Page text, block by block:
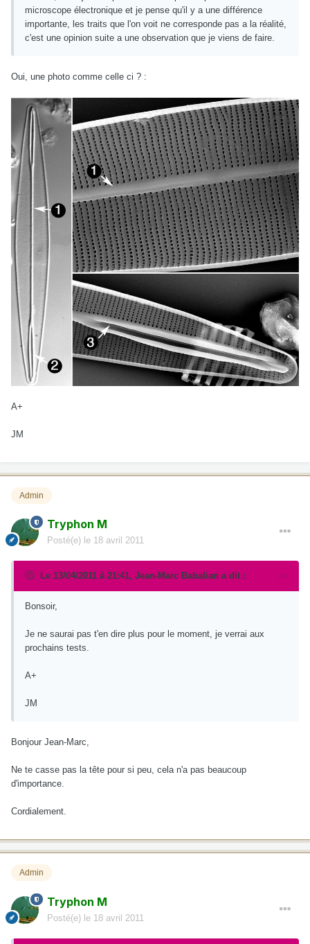
microscope électronique et je pense qu'il y a une différence
importante, les traits que l'on voit ne corresponde pas a la réalité,
c'est une opinion suite a une observation que je viens de faire.
Oui, une photo comme celle ci ? :
A+
JM
Admin
Tryphon M
Posté(e) le 18 avril 2011
Le 13/04/2011 à 21:41, Jean-Marc Babalian a dit :
Bonsoir,
Je ne saurai pas t'en dire plus pour le moment, je verrai aux
prochains tests.
A+
JM
Bonjour Jean-Marc,
Ne te casse pas la tête pour si peu, cela n'a pas beaucoup
d'importance.
Cordialement.
Admin
Tryphon M
Posté(e) le 18 avril 2011